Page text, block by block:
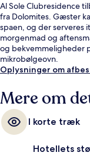
Al Sole Clubresidence
fra Dolomites. Gæster
spaen, og der serveres
morgenmad og
og bekvemmeligheder
mikrobølgeovn.
Oplysninger om
Mere om
I korte træk
Hotellets